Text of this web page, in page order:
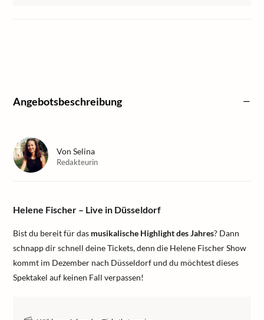
Angebotsbeschreibung
Helene Fischer – Live in Düsseldorf
Bist du bereit für das musikalische Highlight des Jahres? Dann
schnapp dir schnell deine Tickets, denn die Helene Fischer Show
kommt im Dezember nach Düsseldorf und du möchtest dieses
Spektakel auf keinen Fall verpassen!
Von Selina
Redakteurin